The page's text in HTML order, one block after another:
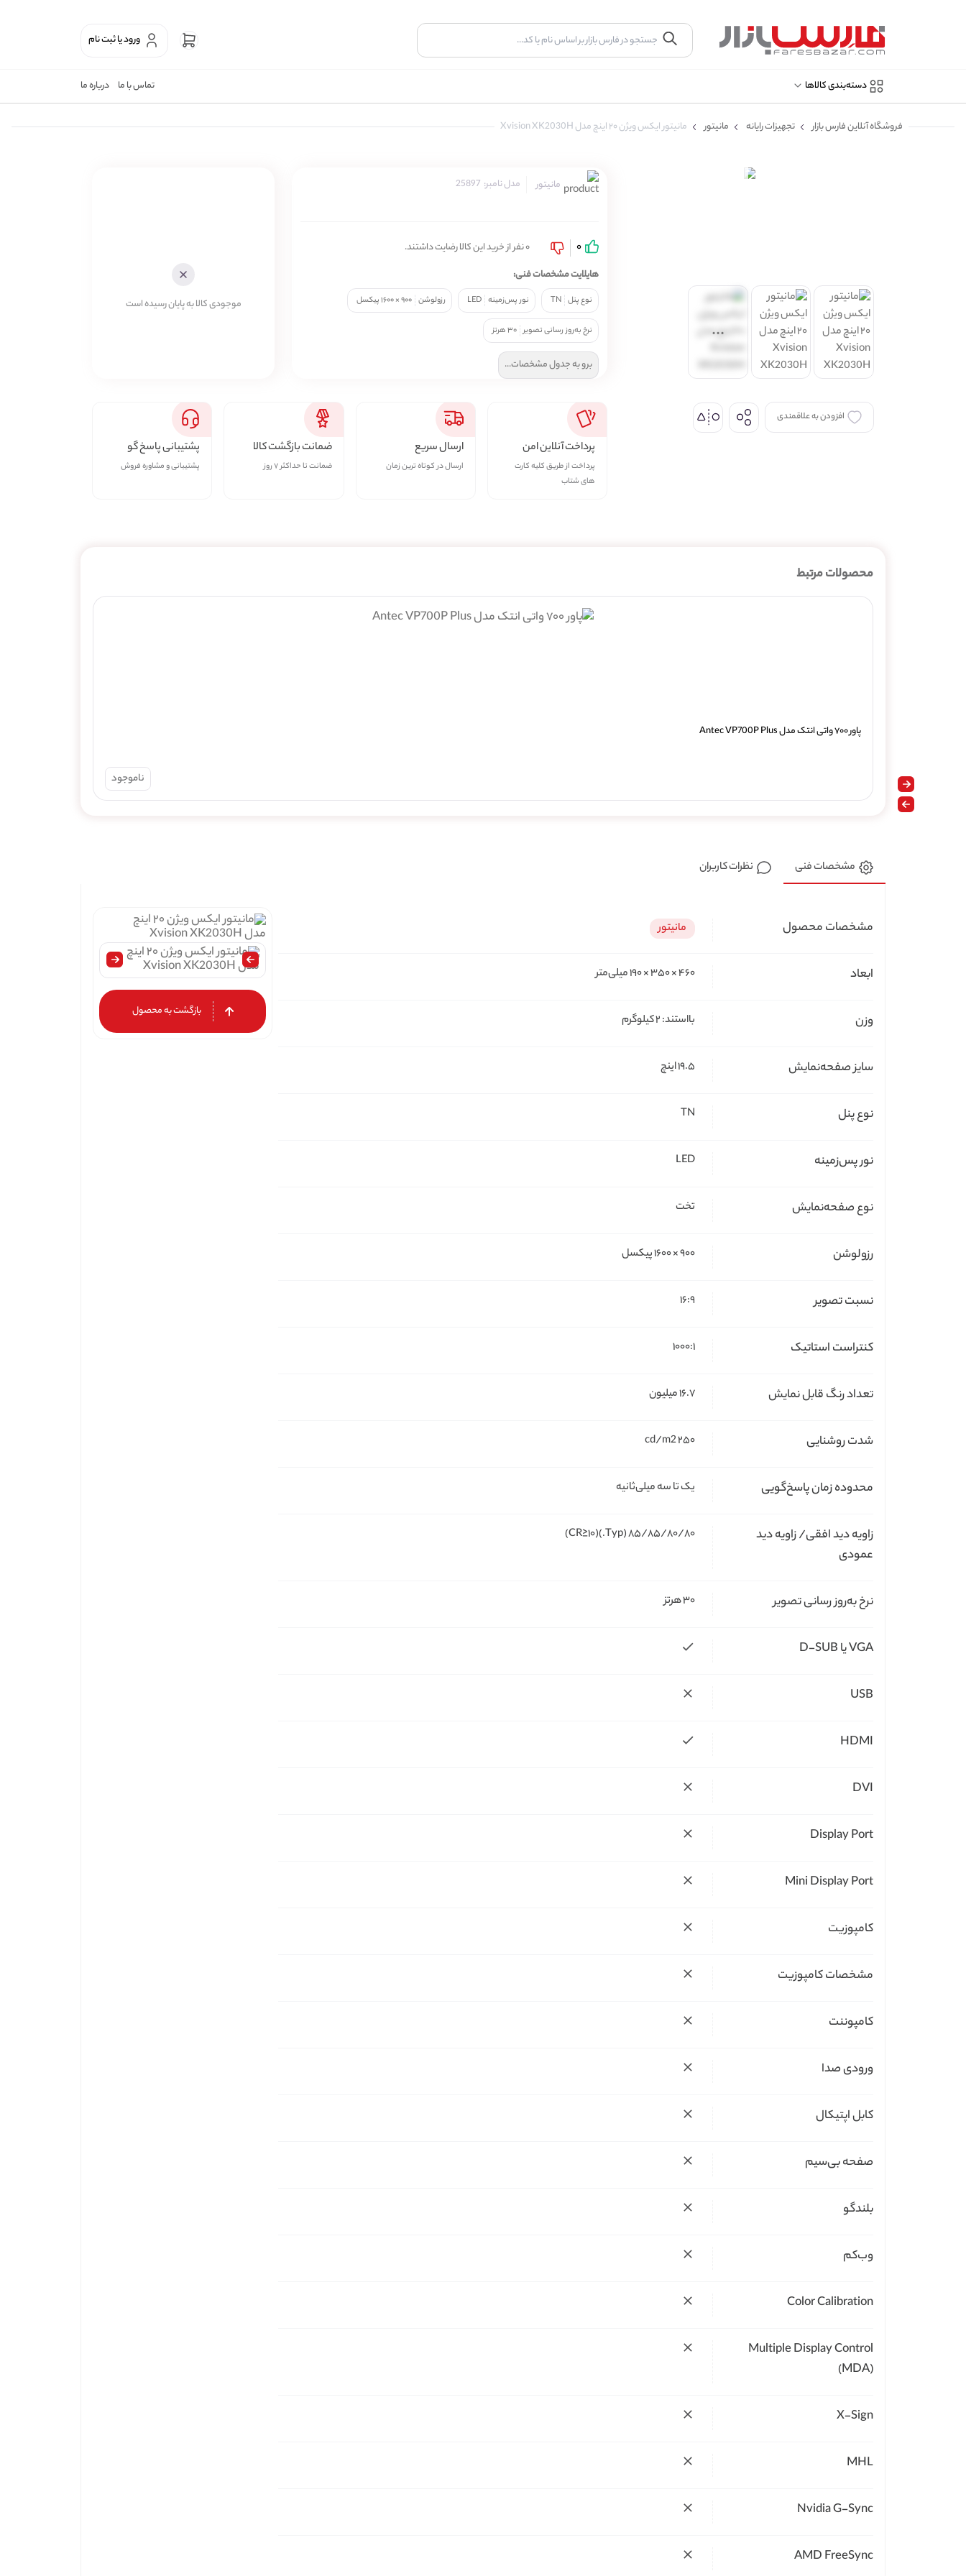
ورود یا ثبت نام
دسته‌بندی کالاها تماس با ما درباره ما
فروشگاه آنلاین فارس بازار تجهیزات رایانه مانیتور مانیتور ایکس ویژن ۲۰ اینچ مدل Xvision XK2030H
مانیتور مدل نامبر: 25897
0
0 نفر از خرید این کالا رضایت داشتند.
هایلایت مشخصات فنی:
نوع پنل TN نور پس‌زمینه LED رزولوشن ۹۰۰ × ۱۶۰۰ پیکسل
نرخ به‌روز رسانی تصویر ۳۰ هرتز
برو به جدول مشخصات...
موجودی کالا به پایان رسیده است
افزودن به علاقمندی اشتراک گذاری
پرداخت آنلاین امن
پرداخت از طریق کلیه کارت
های شتاب
ارسال سریع
ارسال در کوتاه ترین زمان
ضمانت بازگشت کالا
ضمانت تا حداکثر ۷ روز
پشتیبانی پاسخ گو
پشتیبانی و مشاوره فروش
محصولات مرتبط
پاور ۷۰۰ واتی انتک مدل Antec VP700P Plus
ناموجود
مشخصات فنی نظرات کاربران
مشخصات محصول مانیتور
ابعاد ۴۶۰ × ۳۵۰ × ۱۹۰ میلی‌متر
وزن بااستند: ۲ کیلوگرم
سایز صفحه‌نمایش ۱۹.۵ اینچ
نوع پنل TN
نور پس‌زمینه LED
نوع صفحه‌نمایش تخت
رزولوشن ۹۰۰ × ۱۶۰۰ پیکسل
نسبت تصویر ۱۶:۹
کنتراست استاتیک ۱۰۰۰:۱
تعداد رنگ قابل نمایش ۱۶.۷ میلیون
شدت روشنایی ۲۵۰ cd/m2
محدوده زمان پاسخ‌گویی یک تا سه میلی‌ثانیه
زاویه دید افقی/ زاویه دید
عمودی
۸۵/۸۵/۸۰/۸۰ (Typ.)(CR≥۱۰)
نرخ به‌روز رسانی تصویر ۳۰ هرتز
VGA یا D-SUB
USB
HDMI
DVI
Display Port
Mini Display Port
کامپوزیت
مشخصات کامپوزیت
کامپوننت
ورودی صدا
کابل اپتیکال
صفحه بی‌سیم
بلندگو
وب‌کم
Color Calibration
Multiple Display Control
(MDA)
X-Sign
MHL
Nvidia G-Sync
AMD FreeSync
بازگشت به محصول